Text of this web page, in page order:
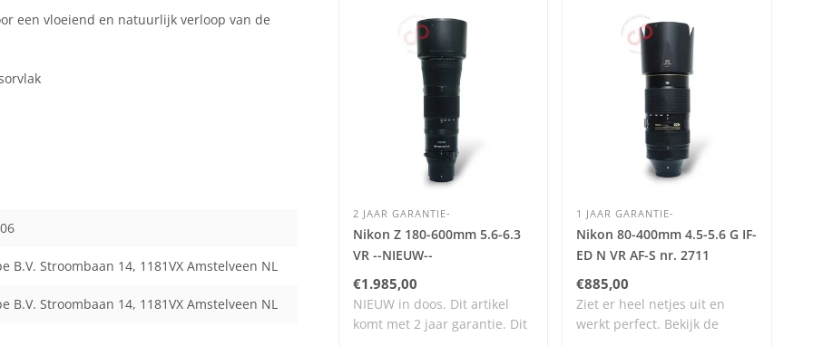
een vloeiend en natuurlijk verloop van de
B.V. Stroombaan 14, 1181VX Amstelveen NL
B.V. Stroombaan 14, 1181VX Amstelveen NL
2 JAAR GARANTIE-
Nikon Z 180-600mm 5.6-6.3
VR --NIEUW--
€1.985,00
NIEUW in doos. Dit artikel
komt met 2 jaar garantie. Dit
1 JAAR GARANTIE-
Nikon 80-400mm 4.5-5.6 G IF-
ED N VR AF-S nr. 2711
€885,00
Ziet er heel netjes uit en
werkt perfect. Bekijk de